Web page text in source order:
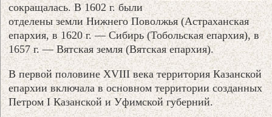
сокращалась. В 1602 г. были
отделены земли Нижнего Поволжья (Астраханская
епархия, в 1620 г. — Сибирь (Тобольская епархия), в
1657 г. — Вятская земля (Вятская епархия).
В первой половине XVIII века территория Казанской
епархии включала в основном территории созданных
Петром I Казанской и Уфимской губерний.